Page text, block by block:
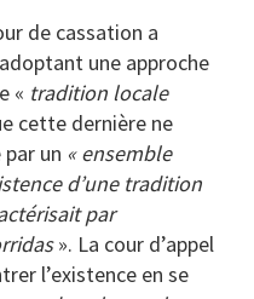
de cassation a
une approche
« tradition locale
cette dernière ne
un « ensemble
d’une tradition
par
». La cour d’appel
l’existence en se